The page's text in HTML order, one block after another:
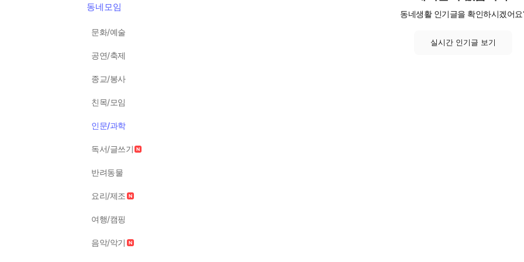
동네모임
문화/예술
공연/축제
종교/봉사
친목/모임
인문/과학
독서/글쓰기
반려동물
요리/제조
여행/캠핑
음악/악기
동네생활 인기글을 확인하시겠어요
실시간 인기글 보기